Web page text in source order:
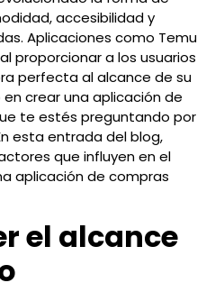
accesibilidad y
Aplicaciones como Temu
proporcionar a los usuarios
perfecta al alcance de su
crear una aplicación de
te estés preguntando por
esta entrada del blog,
que influyen en el
aplicación de compras
el alcance